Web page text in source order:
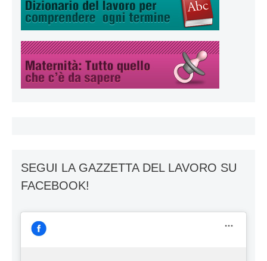
SEGUI LA GAZZETTA DEL LAVORO SU
FACEBOOK!